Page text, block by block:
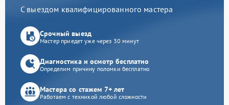
С выездом квалифицированного мастера
Срочный выезд
Мастер приедет уже через 30 минут
Диагностика и осмотр бесплатно
Определим причину поломки бесплатно
Мастера со стажем 7+ лет
Работаем с техникой любой сложности